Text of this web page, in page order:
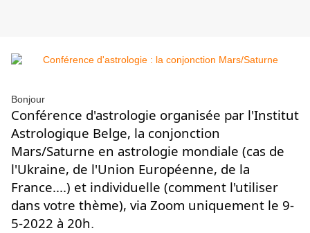
Bonjour
Conférence d'astrologie organisée par l'Institut
Astrologique Belge, la conjonction
Mars/Saturne en astrologie mondiale (cas de
l'Ukraine, de l'Union Européenne, de la
France....) et individuelle (comment l'utiliser
dans votre thème), via Zoom uniquement le 9-
5-2022 à 20h.